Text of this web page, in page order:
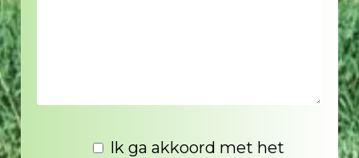
Ik ga akkoord met het